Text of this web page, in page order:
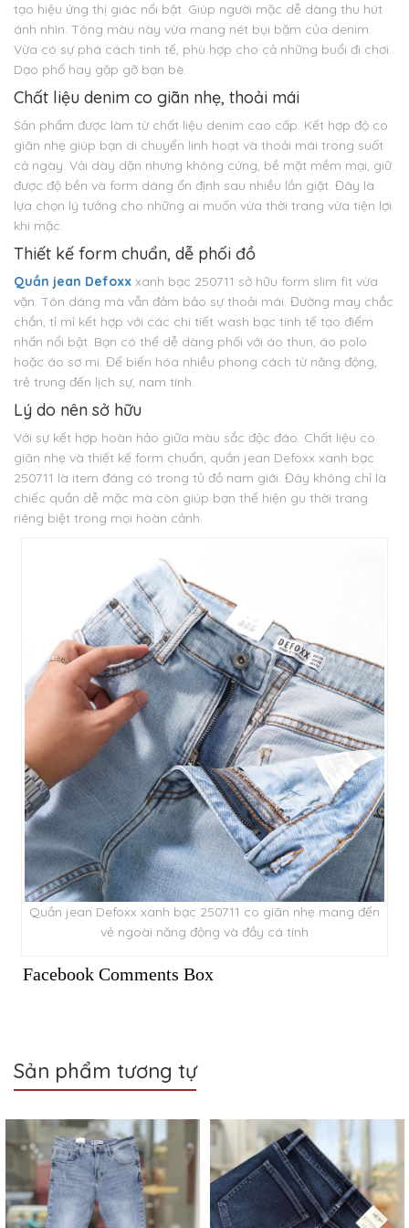
tạo hiệu ứng thị giác nổi bật. Giúp người mặc dễ dàng thu hút
ánh nhìn. Tông màu này vừa mang nét bụi bặm của denim.
Vừa có sự phá cách tinh tế, phù hợp cho cả những buổi đi chơi.
Dạo phố hay gặp gỡ bạn bè.
Chất liệu denim co giãn nhẹ, thoải mái
Sản phẩm được làm từ chất liệu denim cao cấp. Kết hợp độ co
giãn nhẹ giúp bạn di chuyển linh hoạt và thoải mái trong suốt
cả ngày. Vải dày dặn nhưng không cứng, bề mặt mềm mại, giữ
được độ bền và form dáng ổn định sau nhiều lần giặt. Đây là
lựa chọn lý tưởng cho những ai muốn vừa thời trang vừa tiện lợi
khi mặc.
Thiết kế form chuẩn, dễ phối đồ
Quần jean Defoxx xanh bạc 250711 sở hữu form slim fit vừa
vặn. Tôn dáng mà vẫn đảm bảo sự thoải mái. Đường may chắc
chắn, tỉ mỉ kết hợp với các chi tiết wash bạc tinh tế tạo điểm
nhấn nổi bật. Bạn có thể dễ dàng phối với áo thun, áo polo
hoặc áo sơ mi. Để biến hóa nhiều phong cách từ năng động,
trẻ trung đến lịch sự, nam tính.
Lý do nên sở hữu
Với sự kết hợp hoàn hảo giữa màu sắc độc đáo. Chất liệu co
giãn nhẹ và thiết kế form chuẩn, quần jean Defoxx xanh bạc
250711 là item đáng có trong tủ đồ nam giới. Đây không chỉ là
chiếc quần dễ mặc mà còn giúp bạn thể hiện gu thời trang
riêng biệt trong mọi hoàn cảnh.
Quần jean Defoxx xanh bạc 250711 co giãn nhẹ mang đến
vẻ ngoài năng động và đầy cá tính
Facebook Comments Box
Sản phẩm tương tự
Sale